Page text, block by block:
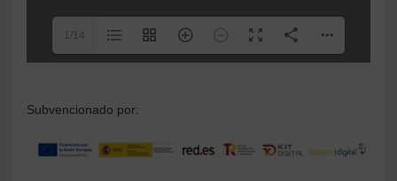
1/14
Subvencionado por: